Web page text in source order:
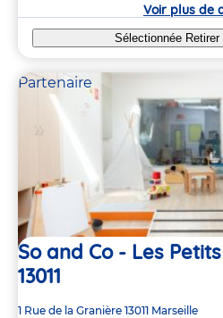
Voir plus de
Sélectionnée Retirer
Partenaire
So and Co - Les
13011
Adresse
1 Rue de la Granière 13011 Marseille